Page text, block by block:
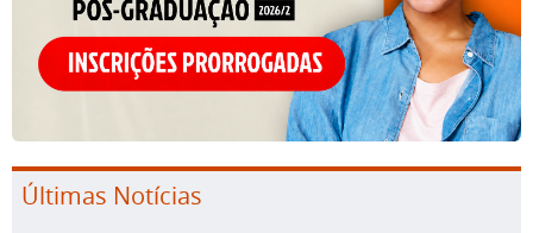
Últimas Notícias